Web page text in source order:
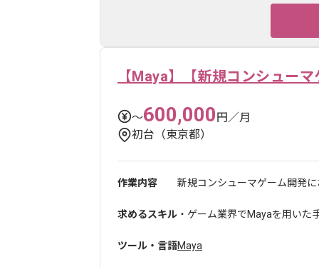
【Maya】【新規コンシュー
〜600,000円／月
初台（東京都）
作業内容 新規コンシューマゲーム開発
求めるスキル ・ゲーム業界でMayaを用いた
ツール・言語Maya